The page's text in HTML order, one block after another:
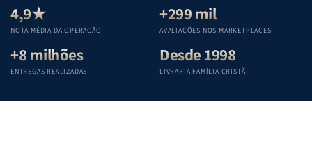
Teológica
Penkal
Penkal
Teológica
Penkal
4,9★
NOTA MÉDIA DA OPERAÇÃO
+299 mil
AVALIAÇÕES NOS MARKETPLACES
+8 milhões
ENTREGAS REALIZADAS
Desde 1998
LIVRARIA FAMÍLIA CRISTÃ